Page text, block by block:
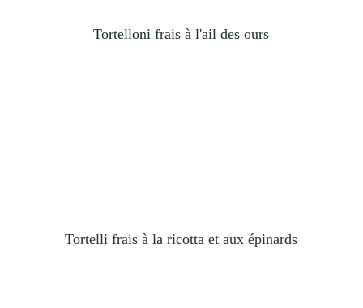
Tortelloni frais à l'ail des ours
Tortelli frais à la ricotta et aux épinards